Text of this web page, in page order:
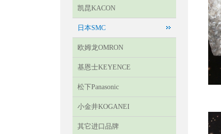
凯昆KACON
日本SMC
欧姆龙OMRON
基恩士KEYENCE
松下Panasonic
小金井KOGANEI
其它进口品牌